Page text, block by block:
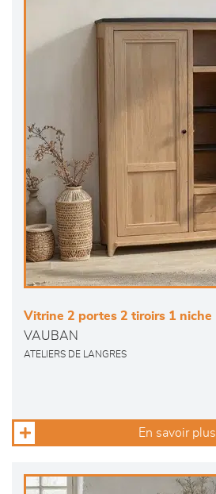
Vitrine 2 portes 2 tiroirs 1 niche
VAUBAN
ATELIERS DE LANGRES
En savoir plus